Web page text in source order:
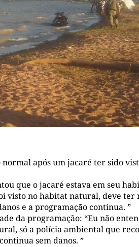
após um jacaré ter sido
que o jacaré estava em seu
visto no habitat natural, deve ter
e a programação continua. ”
da programação: “Eu não
só a polícia ambiental que
sem danos. ”